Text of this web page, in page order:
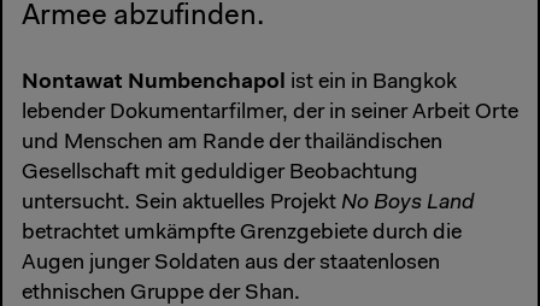
Armee abzufinden.
Nontawat Numbenchapol ist ein in Bangkok
lebender Dokumentarfilmer, der in seiner Arbeit Orte
und Menschen am Rande der thailändischen
Gesellschaft mit geduldiger Beobachtung
untersucht. Sein aktuelles Projekt No Boys Land
betrachtet umkämpfte Grenzgebiete durch die
Augen junger Soldaten aus der staatenlosen
ethnischen Gruppe der Shan.